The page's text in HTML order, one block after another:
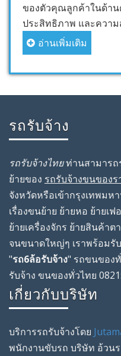
ของตัวคุณลูกค้าในด้า
ประสิทธิภาพ และควา
อ่านเพิ่มเติม
รถรับจ้าง
รถรับจ้างไทยท่านสามารถ
ย้ายของ รถรับจ้างขนของ
จังหวัดหรือเข้ากรุงเทพม
เรื่องขนย้าย ย้ายหอ ย้ายเ
ย้ายเครื่องจักร ย้ายสินค้า
จนขนาดใหญ่ๆ เราพร้อมรั
"รถ6ล้อรับจ้าง" รถขนของ
รับจ้าง ขนของทั่วไทย
เกี่ยวกับบริษัท
บริการรถรับจ้างโดย
พนักงานขับรถ บริษัท อ้วน